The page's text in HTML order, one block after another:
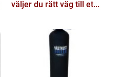
väljer du rätt väg till et...